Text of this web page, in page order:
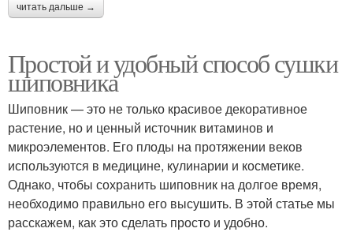
читать дальше →
Простой и удобный способ сушки
шиповника
Шиповник — это не только красивое декоративное
растение, но и ценный источник витаминов и
микроэлементов. Его плоды на протяжении веков
используются в медицине, кулинарии и косметике.
Однако, чтобы сохранить шиповник на долгое время,
необходимо правильно его высушить. В этой статье мы
расскажем, как это сделать просто и удобно.